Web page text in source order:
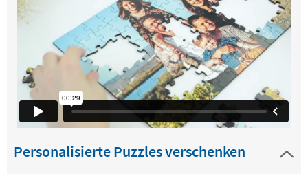
Personalisierte Puzzles verschenken